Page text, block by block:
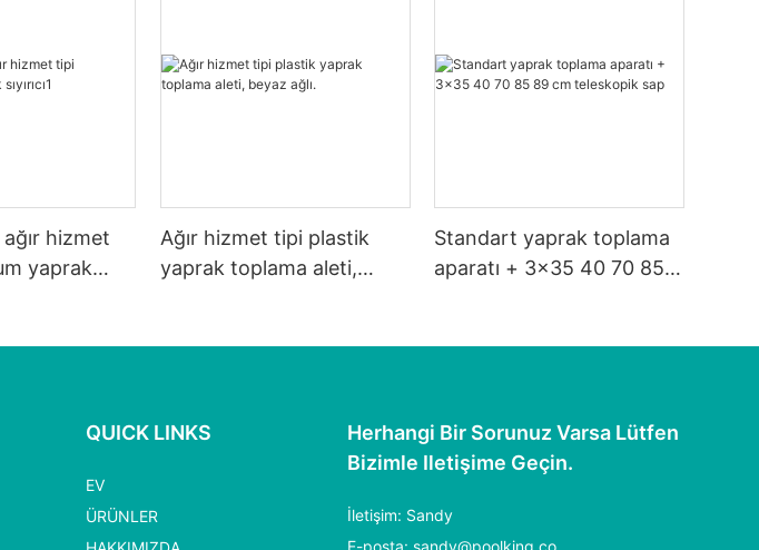
hizmet
yaprak
Ağır hizmet tipi plastik
yaprak toplama aleti,
Standart yaprak toplama
aparatı + 3x35 40 70 85
QUICK LINKS
EV
ÜRÜNLER
Herhangi Bir Sorunuz Varsa Lütfen
Bizimle Iletişime Geçin.
İletişim: Sandy
E-posta: sandy@poolking.co